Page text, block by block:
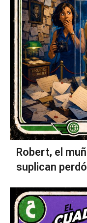
Robert, el
suplican